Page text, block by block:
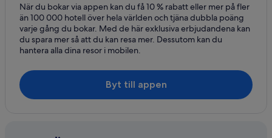
När du bokar via appen kan du få 10 % rabatt eller mer på fler
än 100 000 hotell över hela världen och tjäna dubbla poäng
varje gång du bokar. Med de här exklusiva erbjudandena kan
du spara mer så att du kan resa mer. Dessutom kan du
hantera alla dina resor i mobilen.
Byt till appen